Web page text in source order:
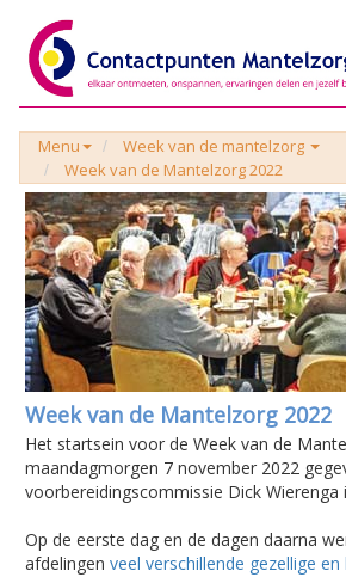
Menu
Week van de mantelzorg
Week van de Mantelzorg 2022
Week van de Mantelzorg 2022
Het startsein voor de Week van de
maandagmorgen 7 november 2022
voorbereidingscommissie Dick Wierenga
Op de eerste dag en de dagen daarna
afdelingen veel verschillende gezellige